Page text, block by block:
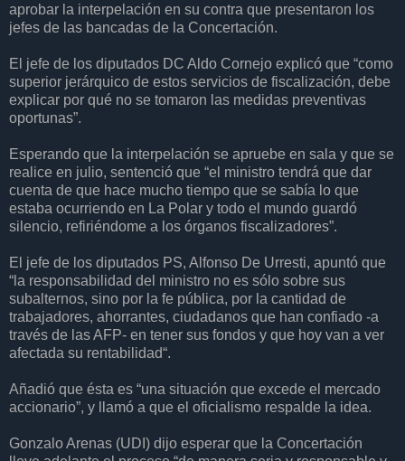
aprobar la interpelación en su contra que presentaron los
jefes de las bancadas de la Concertación.
El jefe de los diputados DC Aldo Cornejo explicó que “como
superior jerárquico de estos servicios de fiscalización, debe
explicar por qué no se tomaron las medidas preventivas
oportunas”.
Esperando que la interpelación se apruebe en sala y que se
realice en julio, sentenció que “el ministro tendrá que dar
cuenta de que hace mucho tiempo que se sabía lo que
estaba ocurriendo en La Polar y todo el mundo guardó
silencio, refiriéndome a los órganos fiscalizadores”.
El jefe de los diputados PS, Alfonso De Urresti, apuntó que
“la responsabilidad del ministro no es sólo sobre sus
subalternos, sino por la fe pública, por la cantidad de
trabajadores, ahorrantes, ciudadanos que han confiado -a
través de las AFP- en tener sus fondos y que hoy van a ver
afectada su rentabilidad“.
Añadió que ésta es “una situación que excede el mercado
accionario”, y llamó a que el oficialismo respalde la idea.
Gonzalo Arenas (UDI) dijo esperar que la Concertación